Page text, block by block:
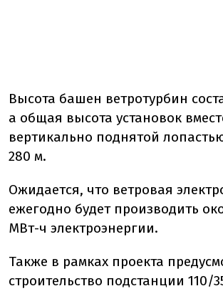
Высота башен ветротурбин
а общая высота установок
вертикально поднятой
280 м.
Ожидается, что ветровая
ежегодно будет производить
МВт-ч электроэнергии.
Также в рамках проекта
строительство подстанции 110/